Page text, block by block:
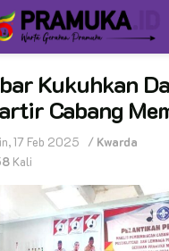
Kukuhkan
Cabang
17 Feb 2025 / Kwarda
Kali